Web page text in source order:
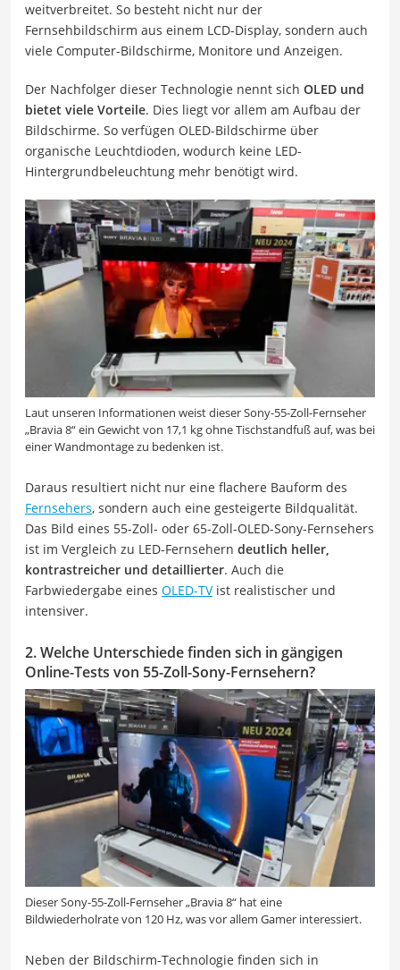
weitverbreitet. So besteht nicht nur der
Fernsehbildschirm aus einem LCD-Display, sondern auch
viele Computer-Bildschirme, Monitore und Anzeigen.
Der Nachfolger dieser Technologie nennt sich OLED und
bietet viele Vorteile. Dies liegt vor allem am Aufbau der
Bildschirme. So verfügen OLED-Bildschirme über
organische Leuchtdioden, wodurch keine LED-
Hintergrundbeleuchtung mehr benötigt wird.
Laut unseren Informationen weist dieser Sony-55-Zoll-Fernseher
„Bravia 8“ ein Gewicht von 17,1 kg ohne Tischstandfuß auf, was bei
einer Wandmontage zu bedenken ist.
Daraus resultiert nicht nur eine flachere Bauform des
Fernsehers, sondern auch eine gesteigerte Bildqualität.
Das Bild eines 55-Zoll- oder 65-Zoll-OLED-Sony-Fernsehers
ist im Vergleich zu LED-Fernsehern deutlich heller,
kontrastreicher und detaillierter. Auch die
Farbwiedergabe eines OLED-TVist realistischer und
intensiver.
2. Welche Unterschiede finden sich in gängigen
Online-Tests von 55-Zoll-Sony-Fernsehern?
Dieser Sony-55-Zoll-Fernseher „Bravia 8“ hat eine
Bildwiederholrate von 120 Hz, was vor allem Gamer interessiert.
Neben der Bildschirm-Technologie finden sich in